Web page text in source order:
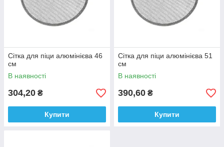
Сітка для піци алюмінієва 46
см
В наявності
304,20 ₴
Купити
Сітка для піци алюмінієва 51
см
В наявності
390,60 ₴
Купити